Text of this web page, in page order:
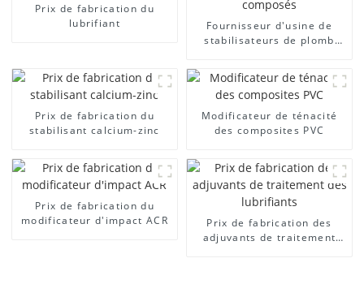
Prix ​​de fabrication du
lubrifiant
Fournisseur d'usine de
stabilisateurs de plomb
Prix ​​de fabrication du
stabilisant calcium-zinc
Modificateur de ténacité
des composites PVC
Prix ​​de fabrication du
modificateur d'impact ACR
Prix ​​de fabrication des
adjuvants de traitement